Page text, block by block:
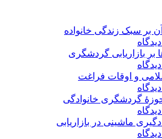
بر سبک زندگی خانواده
بر بازاریابی گردشگری
و اوقات فراغت
گردشگری خانوادگی
ماشینی در بازاریابی